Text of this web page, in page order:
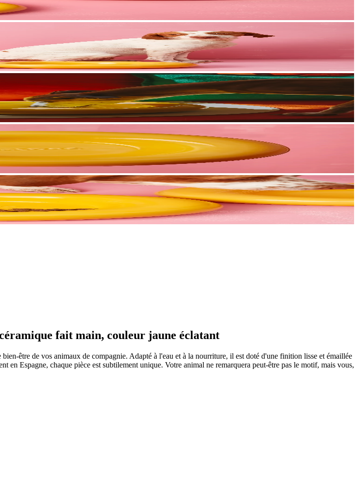
fait main, couleur jaune éclatant
être de vos animaux de compagnie. Adapté à l'eau et à la nourriture, il est doté d'une finition lisse et émaillée
Espagne, chaque pièce est subtilement unique. Votre animal ne remarquera peut-être pas le motif, mais vous,